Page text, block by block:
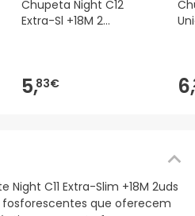
Chupeta Night C12
Extra-Sl +18M 2
5,83€ 6,
C11 Extra-Slim +18M 2uds
que oferecem